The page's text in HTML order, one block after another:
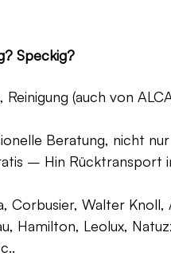
Speckig?
Reinigung (auch von
Beratung, nicht
– Hin Rücktransport
Walter Knoll,
Hamilton, Leolux,